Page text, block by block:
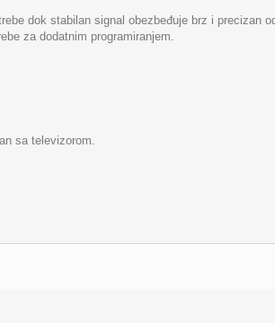
dok stabilan signal obezbeđuje brz i precizan
za dodatnim programiranjem.
sa televizorom.